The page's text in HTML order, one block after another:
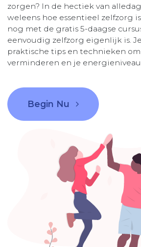
zorgen? In de hectiek van
weleens hoe essentieel zelfzorg
nog met de gratis 5-daagse
eenvoudig zelfzorg eigenlijk is.
praktische tips en technieken om
verminderen en je
Begin Nu